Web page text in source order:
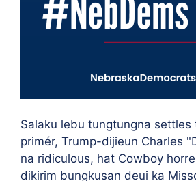
Salaku lebu tungtungna settles
primér, Trump-dijieun Charles
na ridiculous, hat Cowboy
dikirim bungkusan deui ka